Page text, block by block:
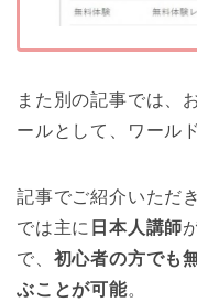
また別の記事では、
ールとして、ワール
記事でご紹介いただ
では主に 日本人講師
で、 初心者の方でも
ぶことが可能。